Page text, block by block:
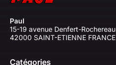
Paul
15-19 avenue Denfert-Rochereau
42000 SAINT-ETIENNE FRANCE
Catégories